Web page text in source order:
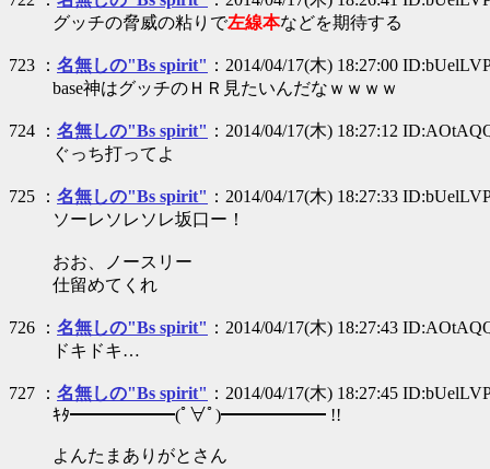
グッチの脅威の粘りで左線本などを期待する
723 ： 名無しの"Bs spirit" ：2014/04/17(木) 18:27:00
base神はグッチのＨＲ見たいんだなｗｗｗｗ
724 ： 名無しの"Bs spirit" ：2014/04/17(木) 18:27:12
ぐっち打ってよ
725 ： 名無しの"Bs spirit" ：2014/04/17(木) 18:27:33
ソーレソレソレ坂口ー！
おお、ノースリー
仕留めてくれ
726 ： 名無しの"Bs spirit" ：2014/04/17(木) 18:27:43
ドキドキ…
727 ： 名無しの"Bs spirit" ：2014/04/17(木) 18:27:45
ｷﾀ━━━━━━(ﾟ∀ﾟ)━━━━━━ !!
よんたまありがとさん